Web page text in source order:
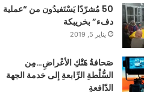
50 مُشرّدًا يَسْتَفيدُون من “عملية
دفء” بخريبكة
يناير 5, 2019
صَحافةُ هَتْكِ الأعْراضِ…مِن
السُّلْطةِ الرِّابعةِ إلى خدمة الجهة
الدّافعةِ